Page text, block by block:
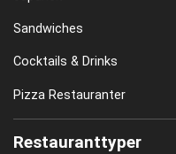
Sandwiches
Cocktails & Drinks
Pizza Restauranter
Restauranttyper